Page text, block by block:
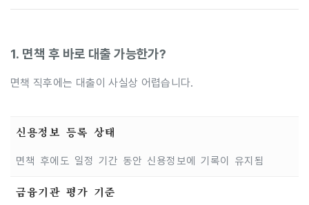
1. 면책 후 바로 대출 가능한가?
면책 직후에는 대출이 사실상 어렵습니다.
신용정보 등록 상태
면책 후에도 일정 기간 동안 신용정보에 기록이 유지됨
금융기관 평가 기준